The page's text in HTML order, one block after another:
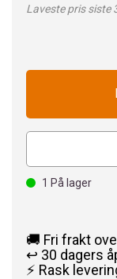
Laveste pris siste
1 På lager
🚚 Fri frakt
↩️ 30 dagers
⚡ Rask